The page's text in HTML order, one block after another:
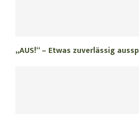
„AUS!“ – Etwas zuverlässig